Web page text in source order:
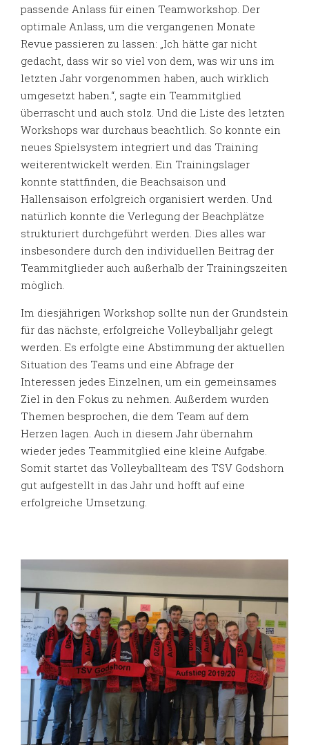
passende Anlass für einen Teamworkshop. Der
optimale Anlass, um die vergangenen Monate
Revue passieren zu lassen: „Ich hätte gar nicht
gedacht, dass wir so viel von dem, was wir uns im
letzten Jahr vorgenommen haben, auch wirklich
umgesetzt haben.“, sagte ein Teammitglied
überrascht und auch stolz. Und die Liste des letzten
Workshops war durchaus beachtlich. So konnte ein
neues Spielsystem integriert und das Training
weiterentwickelt werden. Ein Trainingslager
konnte stattfinden, die Beachsaison und
Hallensaison erfolgreich organisiert werden. Und
natürlich konnte die Verlegung der Beachplätze
strukturiert durchgeführt werden. Dies alles war
insbesondere durch den individuellen Beitrag der
Teammitglieder auch außerhalb der Trainingszeiten
möglich.
Im diesjährigen Workshop sollte nun der Grundstein
für das nächste, erfolgreiche Volleyballjahr gelegt
werden. Es erfolgte eine Abstimmung der aktuellen
Situation des Teams und eine Abfrage der
Interessen jedes Einzelnen, um ein gemeinsames
Ziel in den Fokus zu nehmen. Außerdem wurden
Themen besprochen, die dem Team auf dem
Herzen lagen. Auch in diesem Jahr übernahm
wieder jedes Teammitglied eine kleine Aufgabe.
Somit startet das Volleyballteam des TSV Godshorn
gut aufgestellt in das Jahr und hofft auf eine
erfolgreiche Umsetzung.